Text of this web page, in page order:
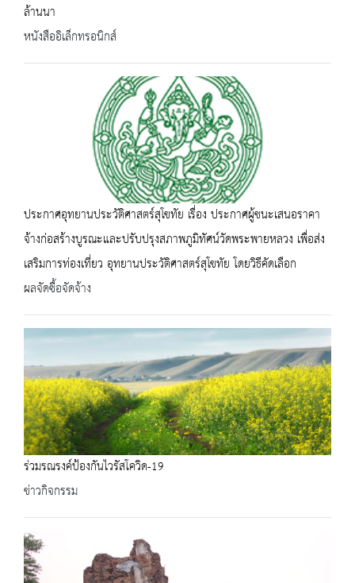
ล้านนา
หนังสืออิเล็กทรอนิกส์
ประกาศอุทยานประวัติศาสตร์สุโขทัย เรื่อง ประกาศผู้ชนะเสนอราคา
จ้างก่อสร้างบูรณะและปรับปรุงสภาพภูมิทัศน์วัดพระพายหลวง เพื่อส่ง
เสริมการท่องเที่ยว อุทยานประวัติศาสตร์สุโขทัย โดยวิธีคัดเลือก
ผลจัดซื้อจัดจ้าง
ร่วมรณรงค์ป้องกันไวรัสโควิด-19
ข่าวกิจกรรม